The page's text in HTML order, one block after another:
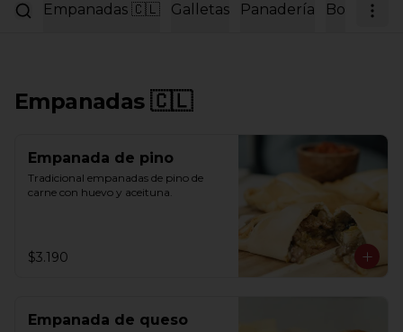
Empanadas 🇨🇱 Galletas Panadería Bollería
Empanadas 🇨🇱
Empanada de pino
Tradicional empanadas de pino de
carne con huevo y aceituna.
$3.190
Empanada de queso